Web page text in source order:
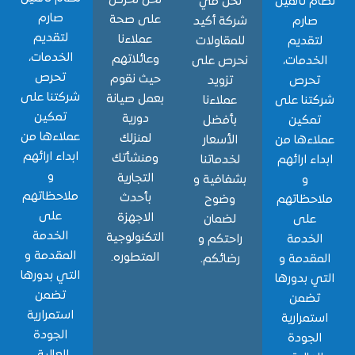
على
من
ارائهم
و
بدورها
شركة أكيد
للمقاولات
نحرص على
عملاءنا
الأسعار
لخدماتنا
بشفافية و
راحتكم و
رضائكم.
على صحة
وعائلاتهم
حيث نقوم
بعمل صيانة
ومنشأتك
التجارية
التكنولوجية
المتطوره.
الخدمات،
شركتنا على
عملاءها من
ابداء ارائهم
ملاحظاتهم
الخدمة
المقدمة و
التي بدورها
استمرارية